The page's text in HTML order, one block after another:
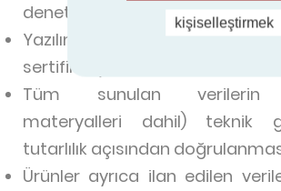
denetimleri,
Yazılım kontrolleri ve/
sertifikasyonu*,
Tüm sunulan verilerin
materyalleri dahil) teknik
tutarlılık açısından
Ürünler ayrıca ilan edilen
kişiselleştirmek